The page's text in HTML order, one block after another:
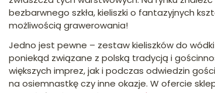
bezbarwnego szkła, kieliszki o fantazyjnych
możliwością grawerowania!
Jedno jest pewne – zestaw kieliszków do
poniekąd związane z polską tradycją i
większych imprez, jak i podczas odwiedzin
na osiemnastkę czy inne okazje. W ofercie